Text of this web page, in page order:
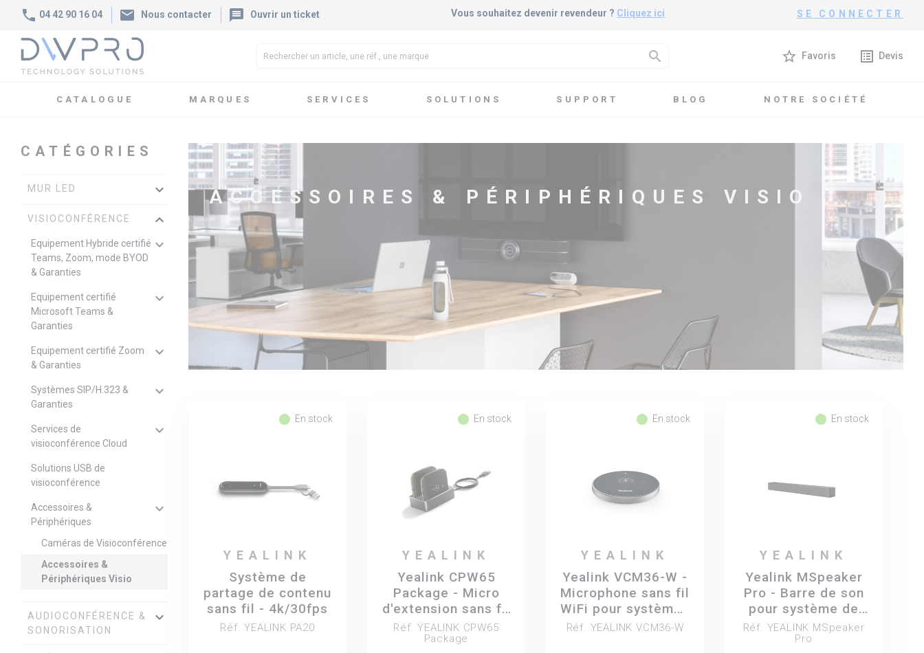
phone 04 42 90 16 04 mail Nous contacter message Ouvrir un ticket Vous souhaitez devenir revendeur ? Cliquez ici SE CONNECTER
search star_border Favoris list_alt Devis
CATALOGUE MARQUES SERVICES SOLUTIONS SUPPORT BLOG NOTRE SOCIÉTÉ
CATÉGORIES
MUR LED keyboard_arrow_down
VISIOCONFÉRENCE keyboard_arrow_down
Equipement Hybride certifié
Teams, Zoom, mode BYOD
& Garanties
keyboard_arrow_down
Equipement certifié
Microsoft Teams &
Garanties
keyboard_arrow_down
Equipement certifié Zoom
& Garanties
keyboard_arrow_down
Systèmes SIP/H.323 &
Garanties
keyboard_arrow_down
Services de
visioconférence Cloud
keyboard_arrow_down
Solutions USB de
visioconférence
Accessoires &
Périphériques
keyboard_arrow_down
Caméras de Visioconférence
Accessoires &
Périphériques Visio
AUDIOCONFÉRENCE &
SONORISATION
keyboard_arrow_down
ACCESSOIRES & PÉRIPHÉRIQUES VISIO
fiber_manual_record En stock
YEALINK
Système de
partage de contenu
sans fil - 4k/30fps
Réf. YEALINK PA20
fiber_manual_record En stock
YEALINK
Yealink CPW65
Package - Micro
d'extension sans fil
CP
Réf. YEALINK CPW65
Package
fiber_manual_record En stock
YEALINK
Yealink VCM36-W -
Microphone sans fil
WiFi pour systèmes
de visioconférence
Réf. YEALINK VCM36-W
fiber_manual_record En stock
YEALINK
Yealink MSpeaker
Pro - Barre de son
pour système de
visioconférence -
coloris noir
Réf. YEALINK MSpeaker
Pro